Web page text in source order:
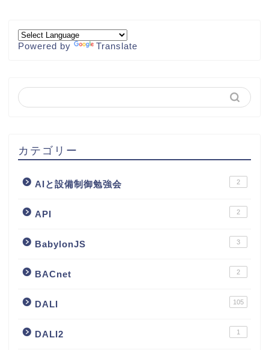
Powered by Translate
カテゴリー
AIと設備制御勉強会 2
API 2
BabylonJS 3
BACnet 2
DALI 105
DALI2 1